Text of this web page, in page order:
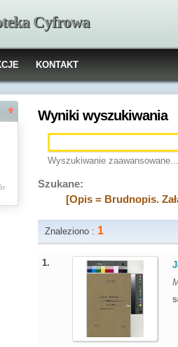
Cyfrowa
KONTAKT
Wyniki wyszukiwania
Wyszukiwanie zaawansowane...
Szukane:
[Opis = Brudnopis.
Znaleziono : 1
1.